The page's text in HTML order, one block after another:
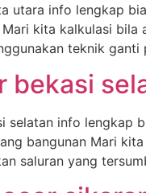
utara info lengkap
kita kalkulasi
teknik
bekasi
selatan info lengkap
bangunan Mari
saluran yang